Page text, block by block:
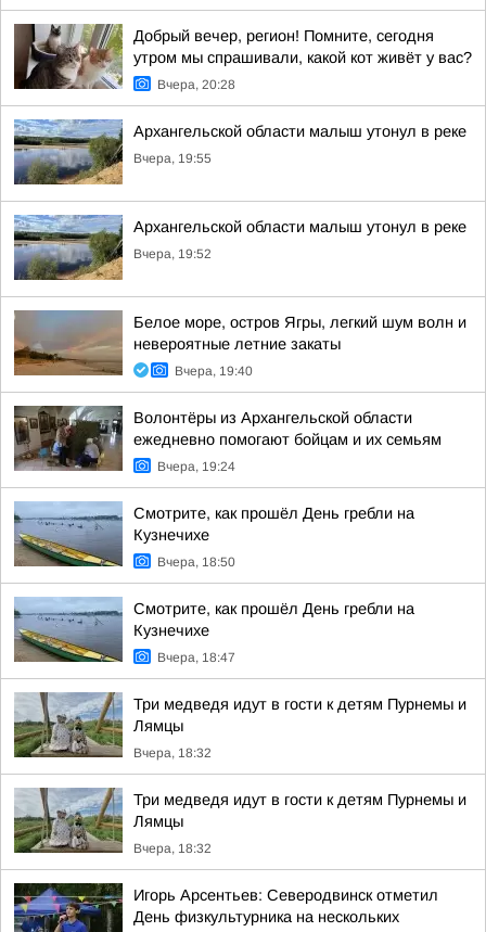
Добрый вечер, регион! Помните, сегодня
утром мы спрашивали, какой кот живёт у вас?
Вчера, 20:28
Архангельской области малыш утонул в реке
Вчера, 19:55
Архангельской области малыш утонул в реке
Вчера, 19:52
Белое море, остров Ягры, легкий шум волн и
невероятные летние закаты
Вчера, 19:40
Волонтёры из Архангельской области
ежедневно помогают бойцам и их семьям
Вчера, 19:24
Смотрите, как прошёл День гребли на
Кузнечихе
Вчера, 18:50
Смотрите, как прошёл День гребли на
Кузнечихе
Вчера, 18:47
Три медведя идут в гости к детям Пурнемы и
Лямцы
Вчера, 18:32
Три медведя идут в гости к детям Пурнемы и
Лямцы
Вчера, 18:32
Игорь Арсентьев: Северодвинск отметил
День физкультурника на нескольких